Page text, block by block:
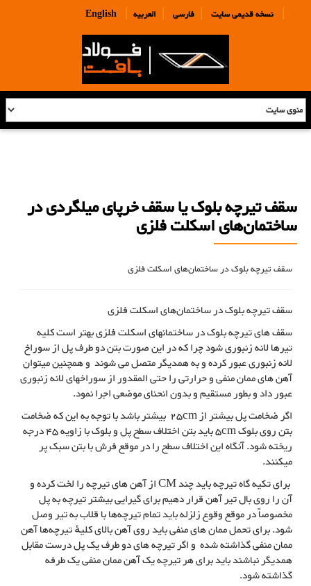
English | نسخه قدیمی سایت| فارسی| العربیه |
سقف تیرچه بلوک یا سقف خرپای میلگردی در
ساختمان‌های اسکلت فلزی
سقف تیرچه بلوک در ساختمان‌های اسکلت فلزی
سقف تیرچه بلوک در ساختمان‌های اسکلت فلزی
سقف های تیرچه بلوک در ساختمانهای اسکلت فلزی بهتر است کلیه
تیرها لانه زنبوری شود چرا که در این صورت بتن دو طرف پل از سوراخ
لانه زنبوری عبور کرده و به همدیگر متصل می شوند و همچنین میتوان
آهن های ممان منفی و حرارتی را حتی المقدور از سوراخهای لانه زنبوری
عبور داد و بطور مستقیم و بدون انحنای موضعی اجرا نمود.
اگر ضخامت پل بیشتر از 25cm بیشتر باشد با توجه به این که ضخامت
بتن روی بلوک 5cm باید بتن اختلاف سطح پل و بلوک با زاویه 45 درجه
ریخته شود. آنگاه این اختلاف سطح را در موقع فرش با بتن سبک پر
میکنند.
برای تکیه گاه تیرچه باید چند CM از آهن های تیرچه را لخت کرده و
آن را روی بال تیر آهن قرار دهیم برای گیرایی بیشتر تیرچه به پل
مخصوصاً در موقع وقوع زلزله باید تمام تیرچه‌ها با قلاب به تیر وصل
شود. برای تحمل ممان های منفی باید روی آهن بالای کلیهٔ تیرچه‌ها آهن
ممان منفی گذاشته شده و اگر تیرچه های دو طرف یک پل درست مقابل
همدیگر نباشند باید برای هر تیرچه یک آهن ممان منفی یک طرفه
گذاشته شود.